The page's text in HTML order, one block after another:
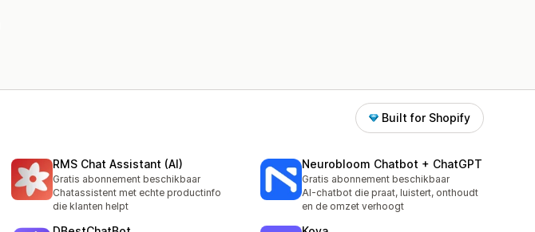
Built for Shopify
RMS Chat Assistant (AI)
Gratis abonnement beschikbaar
Chatassistent met echte productinfo
die klanten helpt
Neurobloom Chatbot + ChatGPT
Gratis abonnement beschikbaar
AI-chatbot die praat, luistert, onthoudt
en de omzet verhoogt